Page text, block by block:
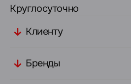
Круглосуточно
Клиенту
Бренды